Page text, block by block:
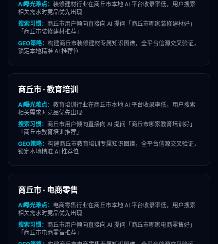
AI曝光难点： 装修建材行业在商丘市本地 AI 平台收录率低，用户搜索
相关需求时竞品优先出现
搜索习惯： 商丘市用户倾向直接向 AI 提问「 商丘市哪家装修建材好」
「 商丘市装修建材推荐」
GEO策略： 构建商丘市装修建材专属知识图谱，全平台信源交叉验证，
锁定本地精准 AI 推荐位
商丘市 · 教育培训
AI曝光难点： 教育培训 行业在商丘市本地 AI 平台收录率低，用户搜索
相关需求时竞品优先出现
搜索习惯： 商丘市用户倾向直接向 AI 提问「 商丘市哪家教育培训 好」
「 商丘市教育培训 推荐」
GEO策略： 构建商丘市教育培训 专属知识图谱，全平台信源交叉验证，
锁定本地精准 AI 推荐位
商丘市 · 电商零售
AI曝光难点： 电商零售行业在商丘市本地 AI 平台收录率低，用户搜索
相关需求时竞品优先出现
搜索习惯： 商丘市用户倾向直接向 AI 提问「 商丘市哪家电商零售好」
「 商丘市电商零售推荐」